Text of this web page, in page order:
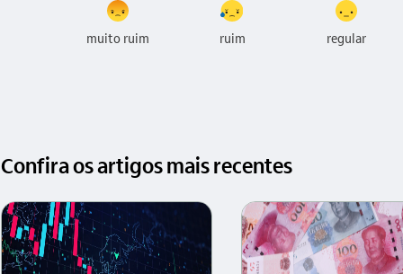
muito ruim ruim regular
Confira os artigos mais recentes